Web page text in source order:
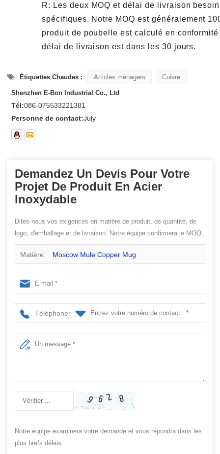
R: Les deux MOQ et délai de livraison
spécifiques. Notre MOQ est généralement
produit de poubelle est calculé en
délai de livraison est dans les 30 jours.
Étiquettes Chaudes : Articles ménagers Cuivre
Shenzhen E-Bon Industrial Co., Ltd
Tél:086-075533221381
Personne de contact:July
Demandez Un Devis Pour Votre
Projet De Produit En Acier
Inoxydable
Dites-nous vos exigences en matière de produit, de quantité, de
logo, d'emballage et de livraison. Notre équipe confirmera le MOQ,
les exemples d’options et les détails du devis.
Matière: Moscow Mule Copper Mug
Téléphoner
Notre équipe examinera votre demande et vous répondra dans les
plus brefs délais.